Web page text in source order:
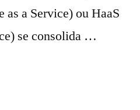
a Service) ou HaaS
se consolida …